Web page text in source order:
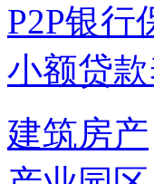
P2P银行
小额贷款
建筑房产